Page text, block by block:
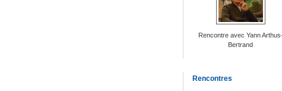
Rencontre avec Yann
Bertrand
Rencontres